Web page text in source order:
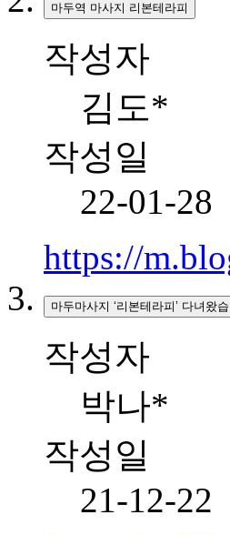
마두역 마사지 리본테라피
작성자
김도*
작성일
22-01-28
https://
마두마사지 ‘리본테라피’ 다녀왔
작성자
박나*
작성일
21-12-22